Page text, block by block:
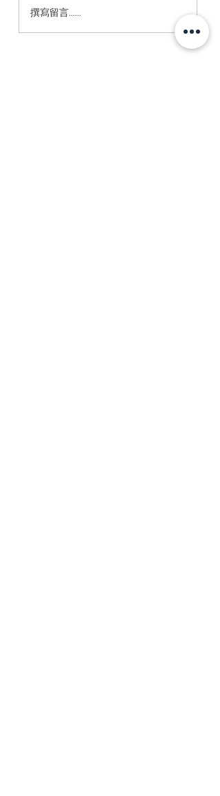
第五號公仔：LaLa Chip
撰寫留言......